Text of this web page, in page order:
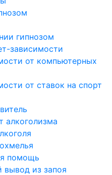
гипнозом
зависимости
от компьютерных
от ставок на спорт
алкоголизма
помощь
вывод из запоя